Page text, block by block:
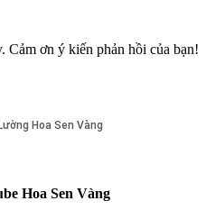
Cảm ơn ý kiến ​​phản hồi của bạn!
Hoa Sen Vàng